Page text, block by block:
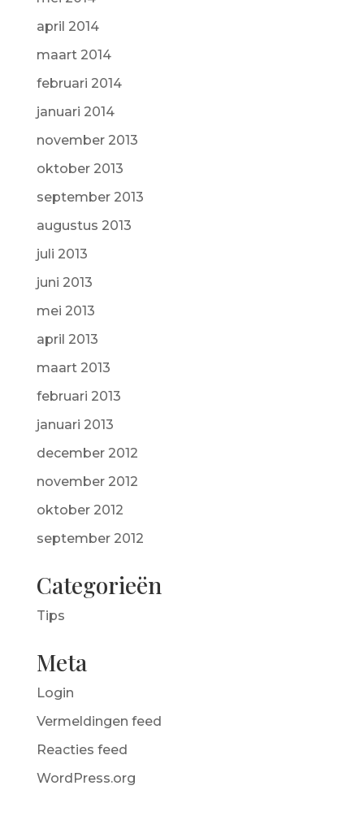
april 2014
maart 2014
februari 2014
januari 2014
november 2013
oktober 2013
september 2013
augustus 2013
juli 2013
juni 2013
mei 2013
april 2013
maart 2013
februari 2013
januari 2013
december 2012
november 2012
oktober 2012
september 2012
Categorieën
Tips
Meta
Login
Vermeldingen feed
Reacties feed
WordPress.org